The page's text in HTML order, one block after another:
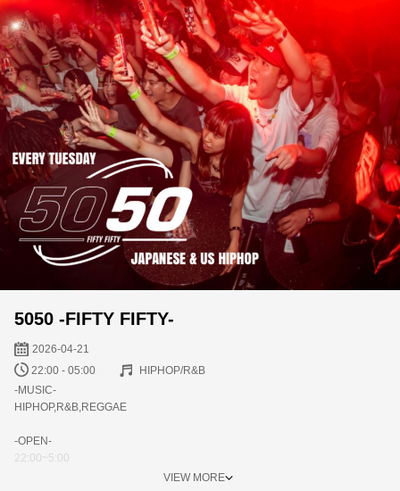
5050 -FIFTY FIFTY-
2026-04-21
22:00 - 05:00
HIPHOP/R&B
-MUSIC-
HIPHOP,R&B,REGGAE
-OPEN-
22:00~5:00
VIEW MORE